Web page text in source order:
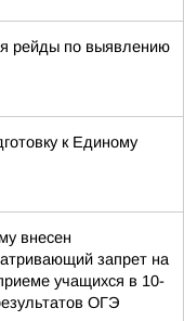
рейды по выявлению
к Единому
внесен
запрет на
учащихся в 10-
ОГЭ